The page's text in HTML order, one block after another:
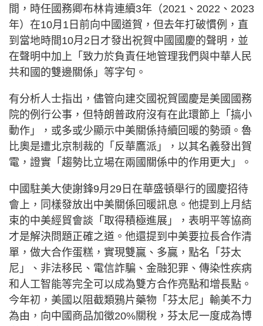
間，時任國務卿布林肯連續3年（2021、2022、2023
年）在10月1日前向中國道賀，但去年打破慣例，直
到當地時間10月2日才發出祝賀中國國慶的聲明，並
在聲明中加上「致力於負責任地管理我們與中華人民
共和國的雙邊關係」等字句。
有分析人士指出，儘管向建交國祝賀國慶是美國國務
院的例行公事，但特朗普政府沒有在此環節上「搞小
動作」，或多或少顯示中美關係持續回暖的勢頭。魯
比奧是遭北京制裁的「反華鷹派」，以其名義發出賀
電，證實「趨勢比立場在兩國關係中的作用更大」。
中國駐美大使謝鋒9月29日在華盛頓舉行的國慶招待
會上，同樣發放出中美關係回暖訊息。他提到上月結
束的中美經貿會談「取得積極進展」，表明平等協商
才是解決問題正確之道。他還提到中美要拉長合作清
單，做大合作蛋糕，實現雙贏、多贏，點名「芬太
尼」、非法移民、電信詐騙、金融犯罪、傳染性疾病
和人工智能等完全可以成為雙方合作亮點和增長點。
今年初，美國以阻截類鴉片藥物「芬太尼」輸美不力
為由，向中國商品加徵20%關稅，芬太尼一度成為博